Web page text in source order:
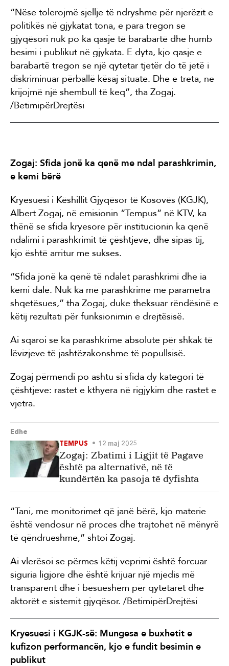
“Nëse tolerojmë sjellje të ndryshme për njerëzit e
politikës në gjykatat tona, e para tregon se
gjyqësori nuk po ka qasje të barabartë dhe humb
besimi i publikut në gjykata. E dyta, kjo qasje e
barabartë tregon se një qytetar tjetër do të jetë i
diskriminuar përballë kësaj situate. Dhe e treta, ne
krijojmë një shembull të keq”, tha Zogaj.
/BetimipërDrejtësi
Zogaj: Sfida jonë ka qenë me ndal parashkrimin,
e kemi bërë
Kryesuesi i Këshillit Gjyqësor të Kosovës (KGJK),
Albert Zogaj, në emisionin “Tempus” në KTV, ka
thënë se sfida kryesore për institucionin ka qenë
ndalimi i parashkrimit të çështjeve, dhe sipas tij,
kjo është arritur me sukses.
“Sfida jonë ka qenë të ndalet parashkrimi dhe ia
kemi dalë. Nuk ka më parashkrime me parametra
shqetësues,” tha Zogaj, duke theksuar rëndësinë e
këtij rezultati për funksionimin e drejtësisë.
Ai sqaroi se ka parashkrime absolute për shkak të
lëvizjeve të jashtëzakonshme të popullsisë.
Zogaj përmendi po ashtu si sfida dy kategori të
çështjeve: rastet e kthyera në rigjykim dhe rastet e
vjetra.
Edhe
TEMPUS
12 maj 2025
Zogaj: Zbatimi i Ligjit të Pagave
është pa alternativë, në të
kundërtën ka pasoja të dyfishta
“Tani, me monitorimet që janë bërë, kjo materie
është vendosur në proces dhe trajtohet në mënyrë
të qëndrueshme,” shtoi Zogaj.
Ai vlerësoi se përmes këtij veprimi është forcuar
siguria ligjore dhe është krijuar një mjedis më
transparent dhe i besueshëm për qytetarët dhe
aktorët e sistemit gjyqësor. /BetimipërDrejtësi
Kryesuesi i KGJK-së: Mungesa e buxhetit e
kufizon performancën, kjo e fundit besimin e
publikut